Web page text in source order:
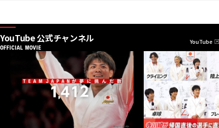
YouTube 公式チャンネル
OFFICIAL MOVIE
YouTube